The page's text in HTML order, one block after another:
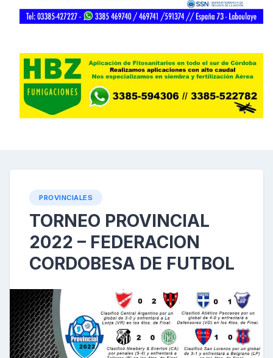
PROVINCIALES
TORNEO PROVINCIAL
2022 – FEDERACION
CORDOBESA DE FUTBOL